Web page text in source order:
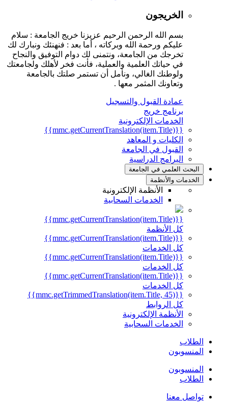
الخريجون
بسم الله الرحمن الرحيم عزيزنا خريج الجامعة : سلام
عليكم ورحمة الله وبركاته ، أما بعد : فنهنئك ونبارك لك
تخرجك من الجامعة، ونتمنى لك دوام التوفيق والنجاح
في حياتك العلمية والعملية، فأنت فخر لأهلك ولجامعتك
ولوطنك الغالي، ونأمل أن تستمر صلتك بالجامعة
وتعاونك المثمر معها .
عمادة القبول والتسجيل
برنامج خريج
الخدمات الإلكترونية
{{mmc.getCurrentTranslation(item.Title)}}
الكليات و المعاهد
القبول في الجامعة
البرامج الدراسية
البحث العلمي في الجامعة
الخدمات والأنظمة
الأنظمة الإلكترونية
الخدمات السحابية
{{mmc.getCurrentTranslation(item.Title)}}
كل الأنظمة
{{mmc.getCurrentTranslation(item.Title)}}
كل الخدمات
{{mmc.getCurrentTranslation(item.Title)}}
كل الخدمات
{{mmc.getCurrentTranslation(item.Title)}}
كل الخدمات
{{mmc.getTrimmedTranslation(item.Title, 45)}}
كل الروابط
الأنظمة الإلكترونية
الخدمات السحابية
الطلاب
المنسوبون
المنسوبون
الطلاب
تواصل معنا